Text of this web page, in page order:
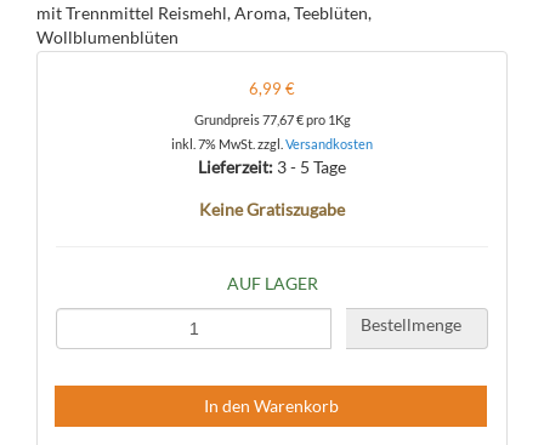
mit Trennmittel Reismehl, Aroma, Teeblüten,
Wollblumenblüten
6,99 €
Grundpreis77,67 €pro 1Kg
inkl. 7% MwSt. zzgl. Versandkosten
Lieferzeit: 3 - 5 Tage
Keine Gratiszugabe
AUF LAGER
Bestellmenge
In den Warenkorb